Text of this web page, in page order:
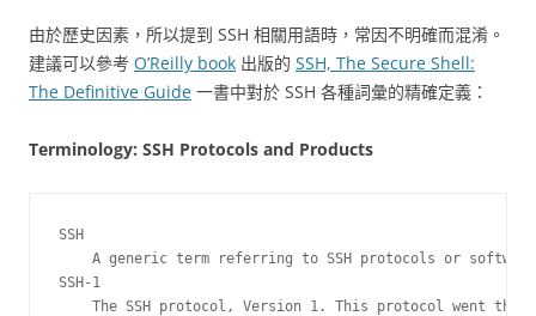
由於歷史因素，所以提到 SSH 相關用語時，常因不明確而混淆。
建議可以參考 O’Reilly book 出版的 SSH, The Secure Shell:
The Definitive Guide 一書中對於 SSH 各種詞彙的精確定義：
Terminology: SSH Protocols and Products
SSH
A generic term referring to SSH protocols or
SSH-1
The SSH protocol, Version 1. This protocol went